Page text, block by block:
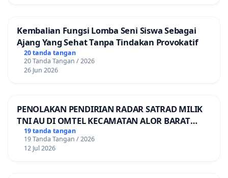
Kembalian Fungsi Lomba Seni Siswa Sebagai
Ajang Yang Sehat Tanpa Tindakan Provokatif
20 tanda tangan
20 Tanda Tangan / 2026
26 Jun 2026
PENOLAKAN PENDIRIAN RADAR SATRAD MILIK
TNI AU DI OMTEL KECAMATAN ALOR BARAT
LAUT, KABUPATEN ALOR
19 tanda tangan
19 Tanda Tangan / 2026
12 Jul 2026